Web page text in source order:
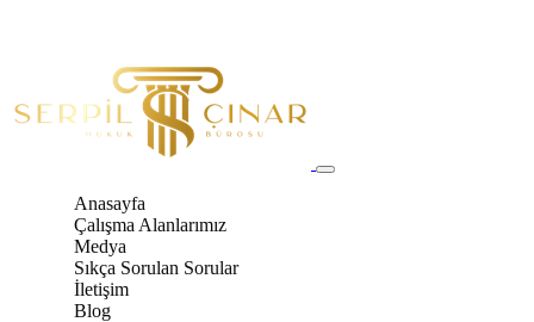
Anasayfa
Çalışma Alanlarımız
Medya
Sıkça Sorulan Sorular
İletişim
Blog